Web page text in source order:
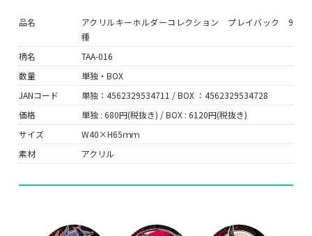
品名
アクリルキーホルダーコレクション プレイバック 9
種
柄名
TAA-016
数量
単独・BOX
JANコード
単独：4562329534711 / BOX ：4562329534728
価格
単独 : 680円(税抜き) / BOX : 6120円(税抜き)
サイズ
W40×H65ｍｍ
素材
アクリル